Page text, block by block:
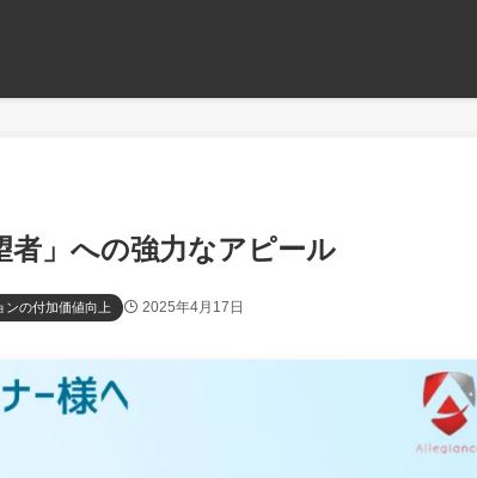
者」への強力なアピール
ンの付加価値向上 2025年4月17日